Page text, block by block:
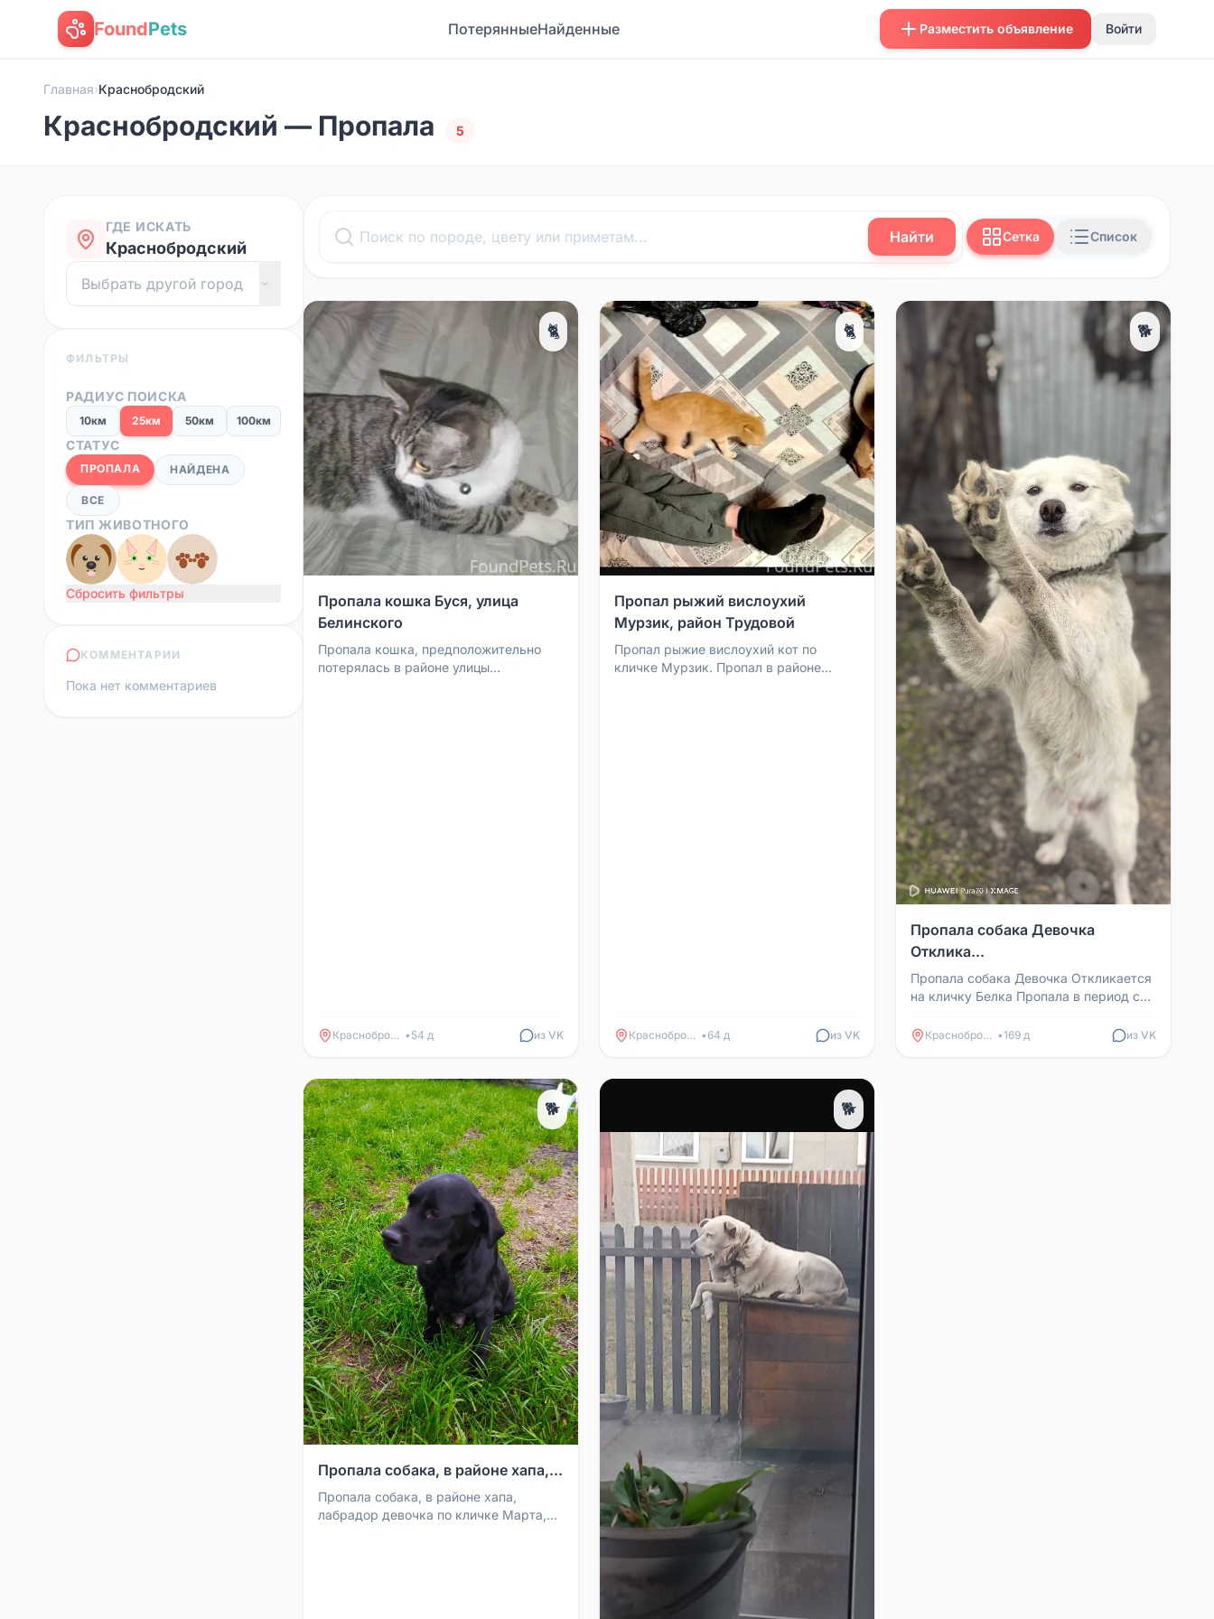
FoundPets ПотерянныеНайденные Разместить объявление Войти
Главная›Краснобродский
Краснобродский — Пропала 5
ГДЕ ИСКАТЬ
Краснобродский
ФИЛЬТРЫ
РАДИУС ПОИСКА
10км 25км 50км 100км
СТАТУС
ПРОПАЛА НАЙДЕНА
ВСЕ
ТИП ЖИВОТНОГО
Сбросить фильтры
КОММЕНТАРИИ
Пока нет комментариев
Найти Сетка Список
🐈
Пропала кошка Буся, улица
Белинского
Пропала кошка, предположительно
потерялась в районе улицы
Краснобродский • 54 д из VK
🐈
Пропал рыжий вислоухий
Мурзик, район Трудовой
Пропал рыжие вислоухий кот по
кличке Мурзик. Пропал в районе
Краснобродский •64 д из VK
🐕
Пропала собака Девочка
Отклика...
Пропала собака Девочка Откликается
на кличку Белка Пропала в период с
Добрая, ласков...
Краснобродский •169 д из VK
🐕
Пропала собака, в районе хапа,...
Пропала собака, в районе хапа,
лабрадор девочка по кличке Марта,
🐕